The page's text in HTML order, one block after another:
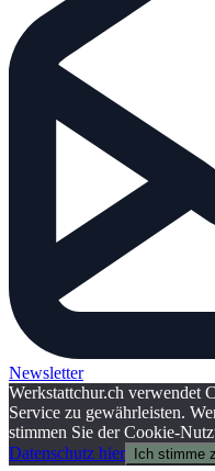
Newsletter
Werkstattchur.ch verwendet
Service zu gewährleisten.
stimmen Sie der Cookie-
Datenschutz hier Ich stimme